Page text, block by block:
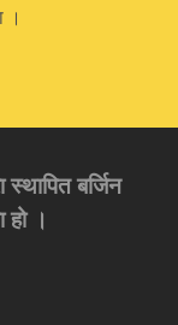
।
स्थापित बर्जिन
हो ।